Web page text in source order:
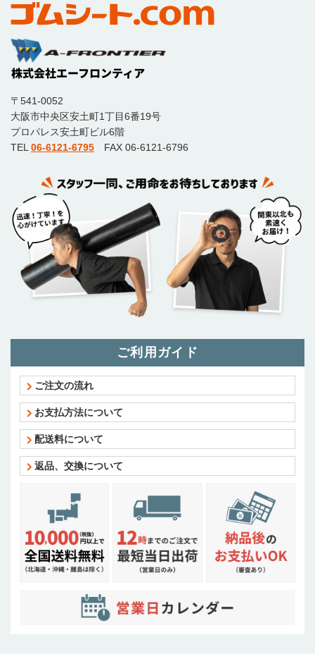
〒541-0052
大阪市中央区安土町1丁目6番19号
プロパレス安土町ビル6階
TEL 06-6121-6795 FAX 06-6121-6796
ご利用ガイド
ご注文の流れ
お支払方法について
配送料について
返品、交換について